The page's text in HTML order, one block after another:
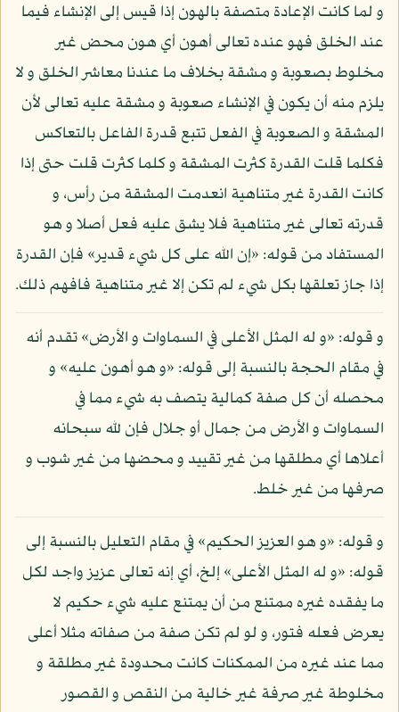
و لما كانت الإعادة متصفة بالهون إذا قيس إلى الإنشاء فيما
عند الخلق فهو عنده تعالى أهون أي هون محض غير
مخلوط بصعوبة و مشقة بخلاف ما عندنا معاشر الخلق و لا
يلزم منه أن يكون في الإنشاء صعوبة و مشقة عليه تعالى لأن
المشقة و الصعوبة في الفعل تتبع قدرة الفاعل بالتعاكس
فكلما قلت القدرة كثرت المشقة و كلما كثرت قلت حتى إذا
كانت القدرة غير متناهية انعدمت المشقة من رأس، و
قدرته تعالى غير متناهية فلا يشق عليه فعل أصلا و هو
المستفاد من قوله: «إن الله على كل شيء قدير» فإن القدرة
إذا جاز تعلقها بكل شيء لم تكن إلا غير متناهية فافهم ذلك.
و قوله: «و له المثل الأعلى في السماوات و الأرض» تقدم أنه
في مقام الحجة بالنسبة إلى قوله: «و هو أهون عليه» و
محصله أن كل صفة كمالية يتصف به شيء مما في
السماوات و الأرض من جمال أو جلال فإن لله سبحانه
أعلاها أي مطلقها من غير تقييد و محضها من غير شوب و
صرفها من غير خلط.
و قوله: «و هو العزيز الحكيم» في مقام التعليل بالنسبة إلى
قوله: «و له المثل الأعلى» إلخ، أي إنه تعالى عزيز واجد لكل
ما يفقده غيره ممتنع من أن يمتنع عليه شيء حكيم لا
يعرض فعله فتور، و لو لم تكن صفة من صفاته مثلا أعلى
مما عند غيره من الممكنات كانت محدودة غير مطلقة و
مخلوطة غير صرفة غير خالية من النقص و القصور